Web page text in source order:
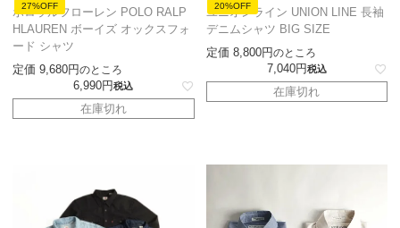
27%OFF
ポロラルフローレン POLO RALP
HLAUREN ボーイズ オックスフォ
ード シャツ
定価 9,680 のところ
6,990 税込
在庫切れ
20%OFF
ユニオンライン UNION LINE 長袖
デニムシャツ BIG SIZE
定価 8,800 のところ
7,040 税込
在庫切れ